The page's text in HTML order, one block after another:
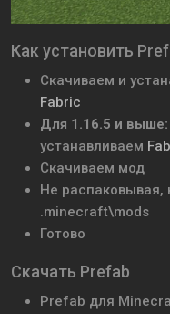
Как установить
Скачиваем и
Fabric
Для 1.16.5 и выше:
устанавливаем
Скачиваем мод
Не распаковывая,
.minecraft\mods
Готово
Скачать Prefab
Prefab для